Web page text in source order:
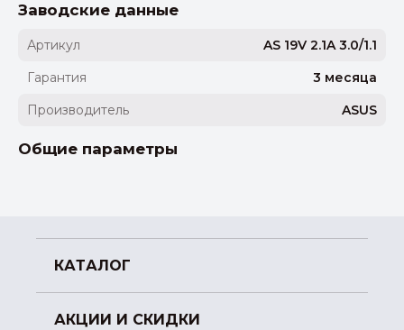
Заводские данные
Артикул
AS 19V 2.1A 3.0/1.1
Гарантия
3 месяца
Производитель
ASUS
Общие параметры
КАТАЛОГ
АКЦИИ И СКИДКИ